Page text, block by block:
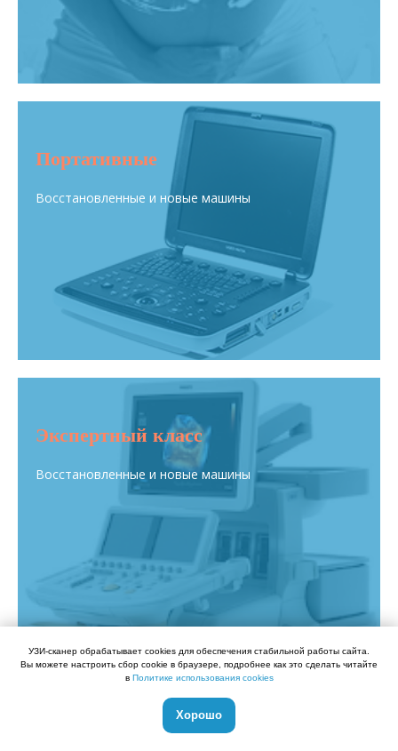
УЗИ-сканер обрабатывает cookies для обеспечения стабильной работы сайта.
Вы можете настроить сбор cookie в браузере, подробнее как это сделать читайте
в Политике использования cookies
Хорошо
Портативные
Восстановленные и новые машины
Экспертный класс
Восстановленные и новые машины